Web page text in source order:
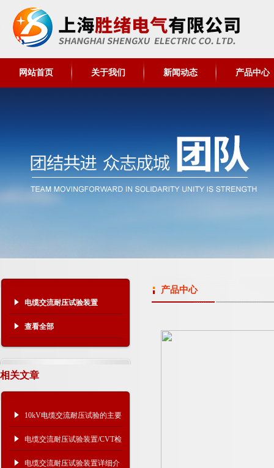
网站首页 关于我们 新闻动态 产品中心
电缆交流耐压试验装置
查看全部
相关文章
10kV电缆交流耐压试验的主要
试验设备
电缆交流耐压试验装置/CVT检
验用谐振升压装置
电缆交流耐压试验装置详细介
产品中心